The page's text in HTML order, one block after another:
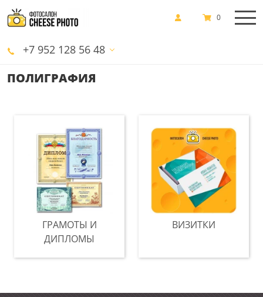
+7 952 128 56 48
0
ПОЛИГРАФИЯ
ГРАМОТЫ И
ДИПЛОМЫ
ВИЗИТКИ